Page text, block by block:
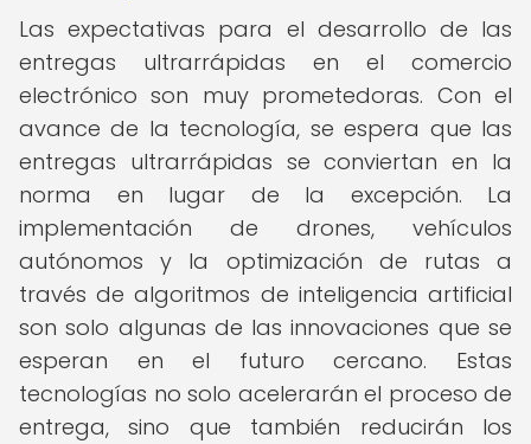
Las expectativas para el desarrollo de las
entregas ultrarrápidas en el comercio
electrónico son muy prometedoras. Con el
avance de la tecnología, se espera que las
entregas ultrarrápidas se conviertan en la
norma en lugar de la excepción. La
implementación de drones, vehículos
autónomos y la optimización de rutas a
través de algoritmos de inteligencia artificial
son solo algunas de las innovaciones que se
esperan en el futuro cercano. Estas
tecnologías no solo acelerarán el proceso de
entrega, sino que también reducirán los